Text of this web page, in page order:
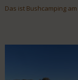
Das ist Bushcamping